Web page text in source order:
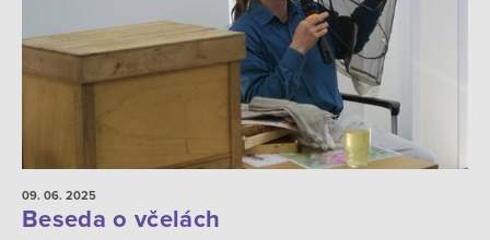
09. 06. 2025
Beseda o včelách